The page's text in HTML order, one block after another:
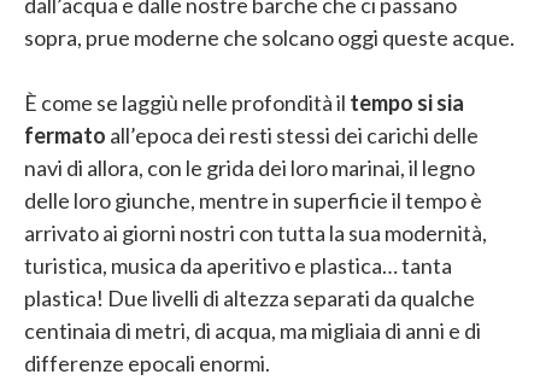
sopra, prue moderne che solcano oggi queste acque.
È come se laggiù nelle profondità il tempo si sia
fermato all’epoca dei resti stessi dei carichi delle
navi di allora, con le grida dei loro marinai, il legno
delle loro giunche, mentre in superficie il tempo è
arrivato ai giorni nostri con tutta la sua modernità,
turistica, musica da aperitivo e plastica… tanta
plastica! Due livelli di altezza separati da qualche
centinaia di metri, di acqua, ma migliaia di anni e di
differenze epocali enormi.